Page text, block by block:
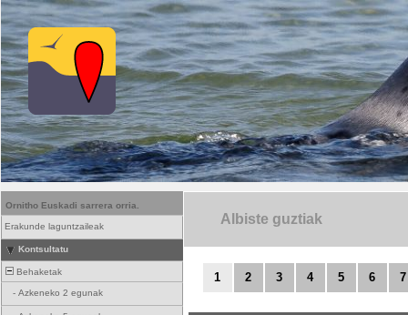
Ornitho Euskadi sarrera orria.
Erakunde laguntzaileak
Kontsultatu
Behaketak
- Azkeneko 2 egunak
Albiste guztiak
1 2 3 4 5 6 7